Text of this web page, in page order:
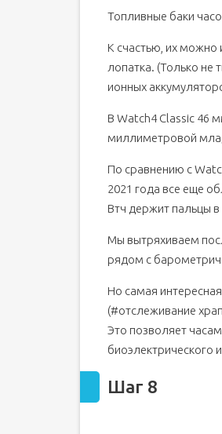
Топливные баки
К счастью, их можно
лопатка. (Только
ионных
В Watch4 Classic 46
миллиметровой
По сравнению с
2021 года все еще
Втч держит пальцы в
Мы вытряхиваем
рядом с
Но самая
(#отслеживание
Это позволяет
биоэлектрического
Шаг 8